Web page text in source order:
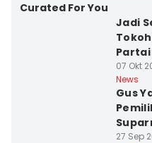
Curated For You
Jadi
Partai
07 Okt
News
Gus
27 Sep